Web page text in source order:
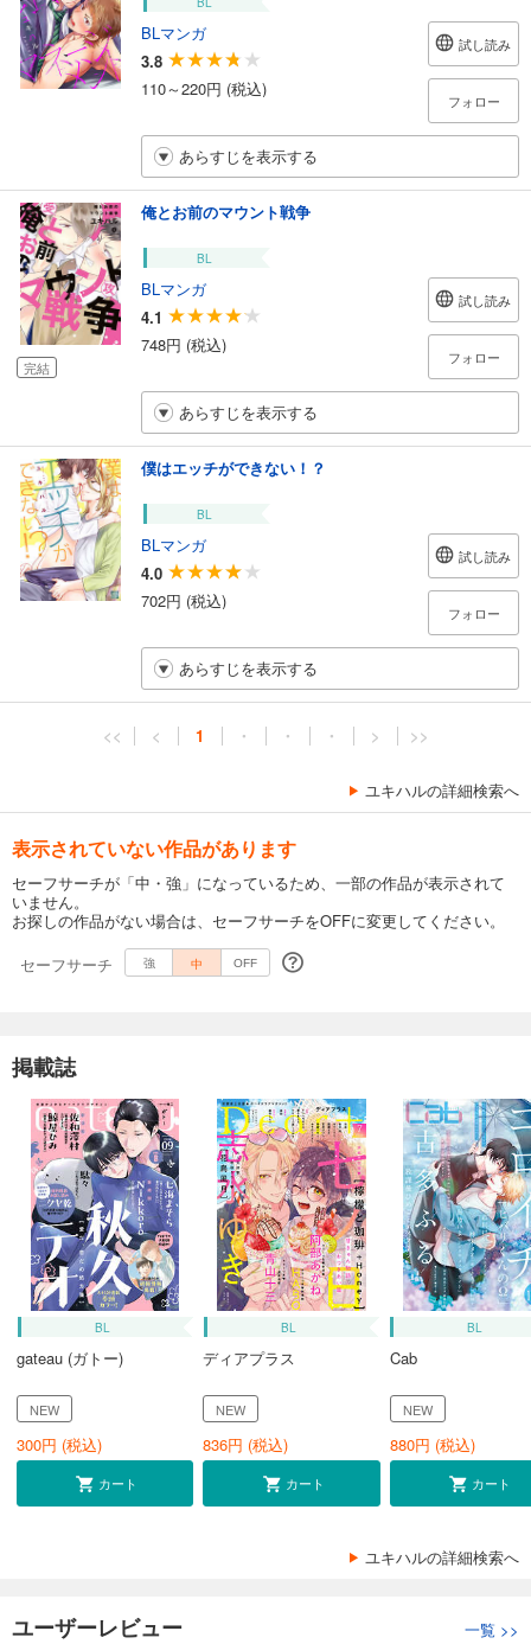
BLマンガ
3.8
110～220円 (税込)
試し読み
フォロー
あらすじを表示する
完結
俺とお前のマウント戦争
BL
BLマンガ
4.1
748円 (税込)
試し読み
フォロー
あらすじを表示する
僕はエッチができない！？
BL
BLマンガ
4.0
702円 (税込)
試し読み
フォロー
あらすじを表示する
<< < 1 ・ ・ ・ > >>
ユキハルの詳細検索へ
表示されていない作品があります
セーフサーチが「中・強」になっているため、一部の作品が表示されて
いません。
お探しの作品がない場合は、セーフサーチをOFFに変更してください。
セーフサーチ
強 中 OFF
掲載誌
BL
gateau (ガトー)
NEW
300円 (税込)
カート
BL
ディアプラス
NEW
836円 (税込)
カート
BL
Cab
NEW
880円 (税込)
カート
ユキハルの詳細検索へ
ユーザーレビュー 一覧 >>